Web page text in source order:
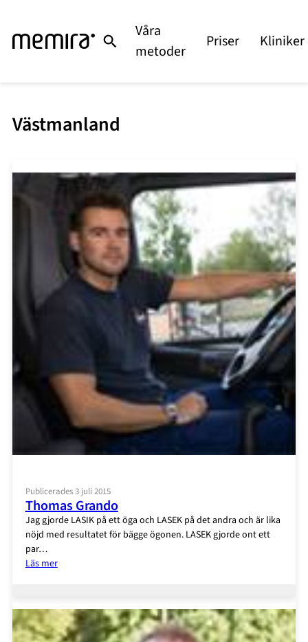
Våra
metoder
Priser Kliniker
Västmanland
Publicerades 3 juli 2015
Thomas Grando
Jag gjorde LASIK på ett öga och LASEK på det andra och är lika
nöjd med resultatet för bägge ögonen. LASEK gjorde ont ett
par…
Läs mer: